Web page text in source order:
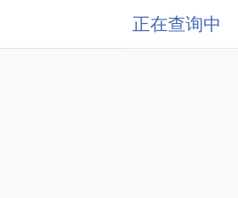
正在查询中